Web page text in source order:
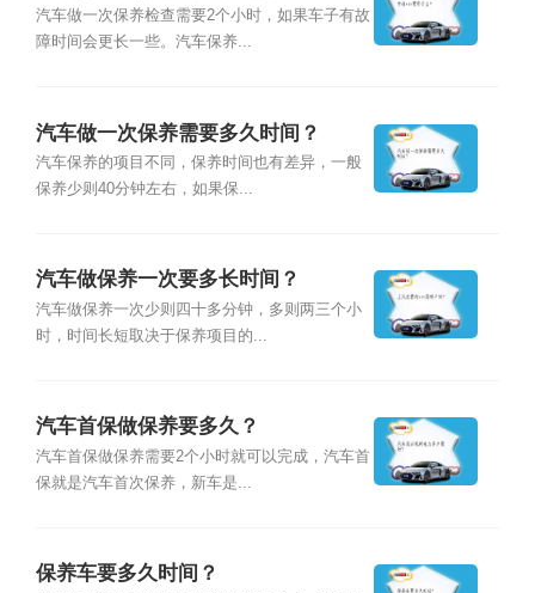
汽车做一次保养检查需要2个小时，如果车子有故
障时间会更长一些。汽车保养...
汽车做一次保养需要多久时间？
汽车保养的项目不同，保养时间也有差异，一般
保养少则40分钟左右，如果保...
汽车做保养一次要多长时间？
汽车做保养一次少则四十多分钟，多则两三个小
时，时间长短取决于保养项目的...
汽车首保做保养要多久？
汽车首保做保养需要2个小时就可以完成，汽车首
保就是汽车首次保养，新车是...
保养车要多久时间？